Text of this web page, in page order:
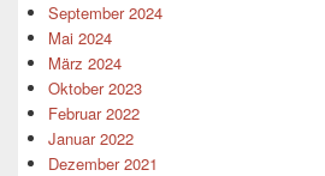
September 2024
Mai 2024
März 2024
Oktober 2023
Februar 2022
Januar 2022
Dezember 2021